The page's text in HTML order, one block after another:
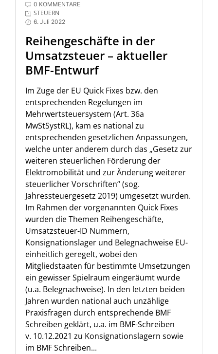
0 KOMMENTARE
STEUERN
6. Juli 2022
Reihengeschäfte in der
Umsatzsteuer – aktueller
BMF-Entwurf
Im Zuge der EU Quick Fixes bzw. den
entsprechenden Regelungen im
Mehrwertsteuersystem (Art. 36a
MwStSystRL), kam es national zu
entsprechenden gesetzlichen Anpassungen,
welche unter anderem durch das „Gesetz zur
weiteren steuerlichen Förderung der
Elektromobilität und zur Änderung weiterer
steuerlicher Vorschriften“ (sog.
Jahressteuergesetz 2019) umgesetzt wurden.
Im Rahmen der vorgenannten Quick Fixes
wurden die Themen Reihengeschäfte,
Umsatzsteuer-ID Nummern,
Konsignationslager und Belegnachweise EU-
einheitlich geregelt, wobei den
Mitgliedstaaten für bestimmte Umsetzungen
ein gewisser Spielraum eingeräumt wurde
(u.a. Belegnachweise). In den letzten beiden
Jahren wurden national auch unzählige
Praxisfragen durch entsprechende BMF
Schreiben geklärt, u.a. im BMF-Schreiben
v. 10.12.2021 zu Konsignationslagern sowie
im BMF Schreiben...